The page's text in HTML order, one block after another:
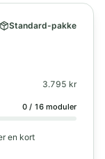
Standard-pakke
3.795 kr
0 / 16 moduler
en kort